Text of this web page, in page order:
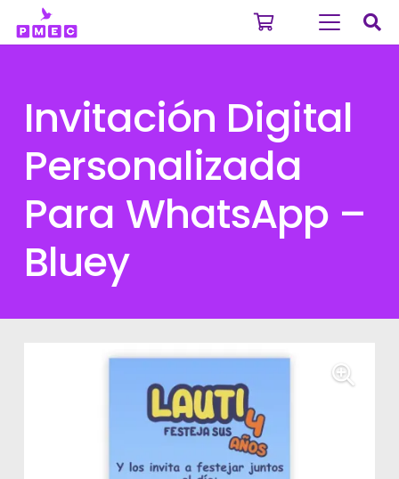
Invitación Digital
Personalizada
Para WhatsApp –
Bluey